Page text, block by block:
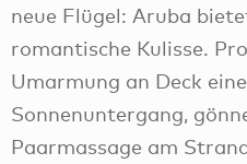
neue Flügel: Aruba
romantische Kulisse.
Umarmung an Deck
Sonnenuntergang,
Paarmassage am